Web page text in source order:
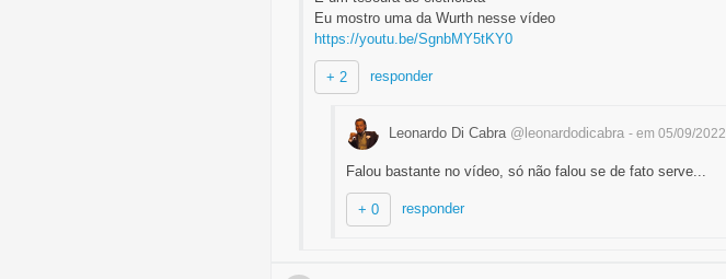
Eu mostro uma da Wurth nesse vídeo
https://youtu.be/SgnbMY5tKY0
+ 2 responder
Leonardo Di Cabra @leonardodicabra - em 05/09/2022
Falou bastante no vídeo, só não falou se de fato serve...
+ 0 responder